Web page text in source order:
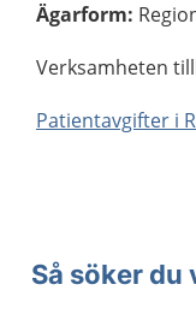
Ägarform:
Verksamheten
Patientavgifter i
Så söker du